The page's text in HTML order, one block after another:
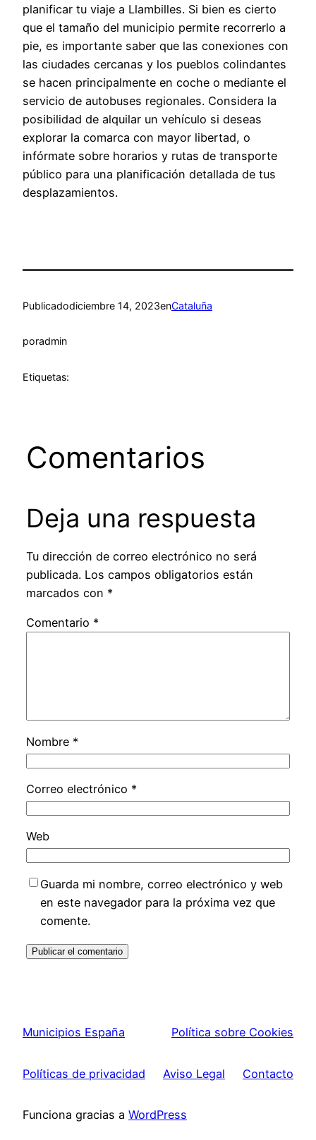
planificar tu viaje a Llambilles. Si bien es cierto
que el tamaño del municipio permite recorrerlo a
pie, es importante saber que las conexiones con
las ciudades cercanas y los pueblos colindantes
se hacen principalmente en coche o mediante el
servicio de autobuses regionales. Considera la
posibilidad de alquilar un vehículo si deseas
explorar la comarca con mayor libertad, o
infórmate sobre horarios y rutas de transporte
público para una planificación detallada de tus
desplazamientos.
Publicadodiciembre 14, 2023enCataluña
poradmin
Etiquetas:
Comentarios
Deja una respuesta
Tu dirección de correo electrónico no será
publicada. Los campos obligatorios están
marcados con *
Comentario *
Nombre *
Correo electrónico *
Web
Guarda mi nombre, correo electrónico y web
en este navegador para la próxima vez que
comente.
Municipios España Política sobre Cookies
Políticas de privacidad Aviso Legal Contacto
Funciona gracias a WordPress